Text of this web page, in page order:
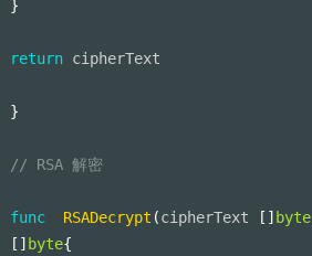
}
return cipherText
}
// RSA 解密
func RSADecrypt (cipherText [ ] byte
[ ] byte{